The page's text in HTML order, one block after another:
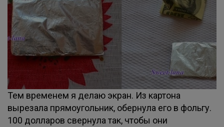
Тем временем я делаю экран. Из картона
вырезала прямоугольник, обернула его в фольгу.
100 долларов свернула так, чтобы они